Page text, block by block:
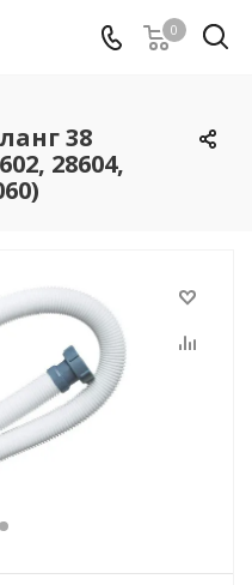
0
38
28604,